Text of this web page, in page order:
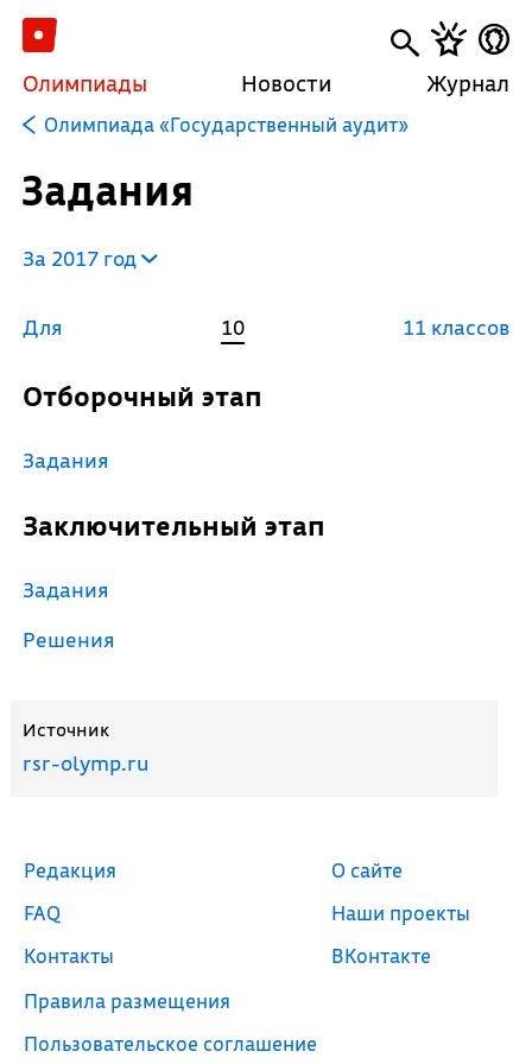
Олимпиады Новости Журнал
Олимпиада «Государственный аудит»
Задания
За 2017 год
Для 10 11 классов
Отборочный этап
Задания
Заключительный этап
Задания
Решения
Источник
rsr-olymp.ru
Редакция
FAQ
Контакты
Правила размещения
Пользовательское соглашение
О сайте
Наши проекты
ВКонтакте